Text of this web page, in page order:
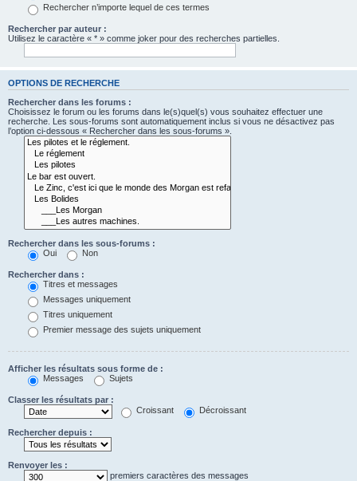
Rechercher n’importe lequel de ces termes
Rechercher par auteur :
Utilisez le caractère « * » comme joker pour des recherches partielles.
OPTIONS DE RECHERCHE
Rechercher dans les forums :
Choisissez le forum ou les forums dans le(s)quel(s) vous souhaitez effectuer une
recherche. Les sous-forums sont automatiquement inclus si vous ne désactivez pas
l’option ci-dessous « Rechercher dans les sous-forums ».
Rechercher dans les sous-forums :
Oui
Non
Rechercher dans :
Titres et messages
Messages uniquement
Titres uniquement
Premier message des sujets uniquement
Afficher les résultats sous forme de :
Messages
Sujets
Classer les résultats par :
Croissant
Décroissant
Rechercher depuis :
Renvoyer les :
premiers caractères des messages